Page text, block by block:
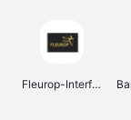
Fleurop-Interflora